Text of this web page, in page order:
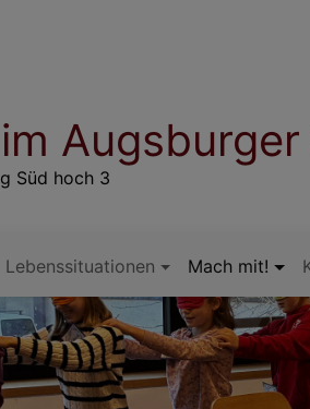
Süd hoch 3
Lebenssituationen Mach mit!